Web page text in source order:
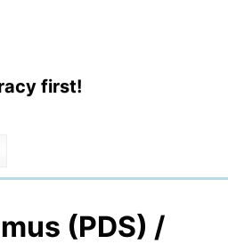
first!
(PDS) /